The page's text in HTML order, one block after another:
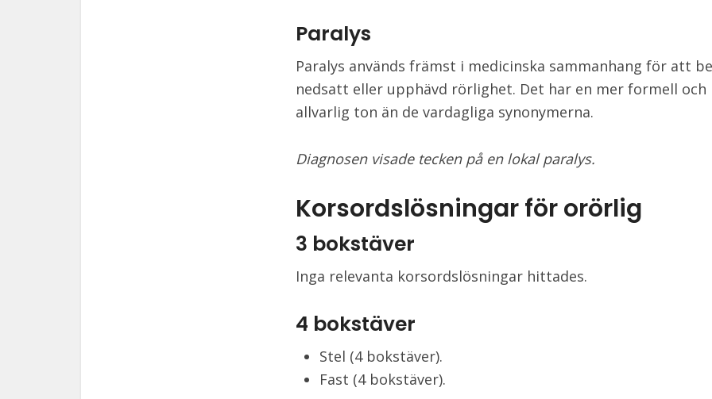
Paralys
Paralys används främst i medicinska sammanhang för att
nedsatt eller upphävd rörlighet. Det har en mer formell och
allvarlig ton än de vardagliga synonymerna.
Diagnosen visade tecken på en lokal paralys.
Korsordslösningar för orörlig
3 bokstäver
Inga relevanta korsordslösningar hittades.
4 bokstäver
Stel (4 bokstäver).
Fast (4 bokstäver).